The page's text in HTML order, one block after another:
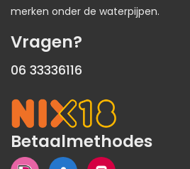
merken onder de waterpijpen.
Vragen?
06 33336116
Betaalmethodes